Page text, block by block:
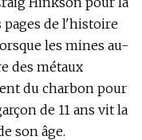
de l'histoire
les mines au-
des métaux
du charbon pour
de 11 ans vit la
son âge.